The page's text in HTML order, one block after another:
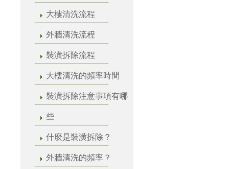
大樓清洗流程
外牆清洗流程
裝潢拆除流程
大樓清洗的頻率時間
裝潢拆除注意事項有哪
些
什麼是裝潢拆除？
外牆清洗的頻率？